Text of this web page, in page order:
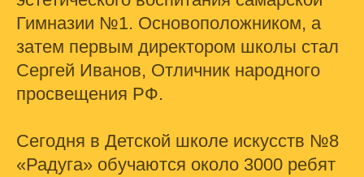
Гимназии №1. Основоположником, а
затем первым директором школы стал
Сергей Иванов, Отличник народного
просвещения РФ.
Сегодня в Детской школе искусств №8
«Радуга» обучаются около 3000 ребят